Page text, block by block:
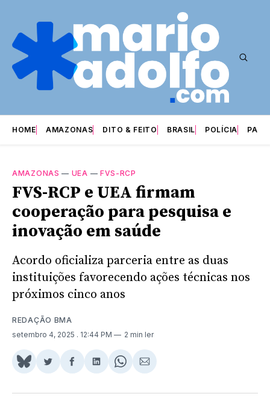
HOME AMAZONAS DITO & FEITO BRASIL POLÍCIA
AMAZONAS — UEA — FVS-RCP
FVS-RCP e UEA firmam
cooperação para pesquisa e
inovação em saúde
Acordo oficializa parceria entre as duas
instituições favorecendo ações técnicas nos
próximos cinco anos
REDAÇÃO BMA
setembro 4, 2025 . 12:44 PM 2 min ler
Share
BlueSky
Compartilhar
Twitter
Compartilhar
Facebook
Compartilhar
LinkedIn
Share
WhatsApp
Compartilhar
Email